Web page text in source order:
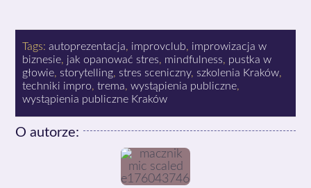
Tags:autoprezentacja, improvclub, improwizacja w
biznesie, jak opanować stres, mindfulness, pustka w
głowie, storytelling, stres sceniczny, szkolenia Kraków,
techniki impro,trema,wystąpienia publiczne,
wystąpienia publiczne Kraków
O autorze: